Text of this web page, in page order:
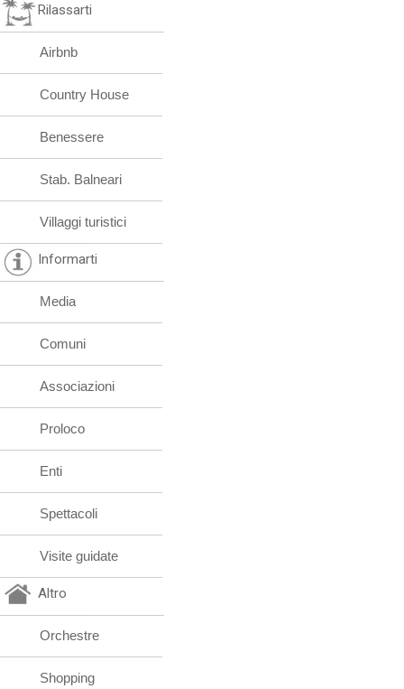
Rilassarti
Airbnb
Country House
Benessere
Stab. Balneari
Villaggi turistici
Informarti
Media
Comuni
Associazioni
Proloco
Enti
Spettacoli
Visite guidate
Altro
Orchestre
Shopping